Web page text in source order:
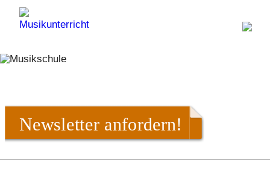
Newsletter anfordern!